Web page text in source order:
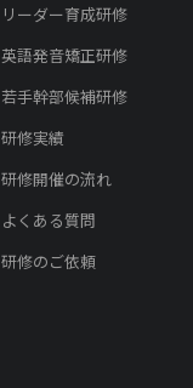
リーダー育成研修
英語発音矯正研修
若手幹部候補研修
研修実績
研修開催の流れ
よくある質問
研修のご依頼